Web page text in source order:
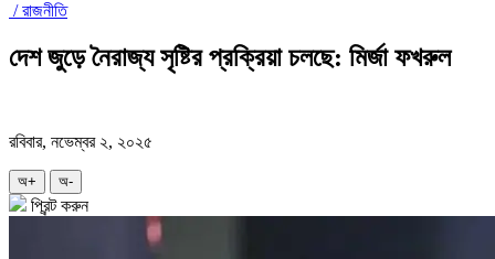
/রাজনীতি
দেশ জুড়ে নৈরাজ্য সৃষ্টির প্রক্রিয়া চলছে: মির্জা ফখরুল
রবিবার, নভেম্বর ২, ২০২৫
অ+ অ-
প্রিন্ট করুন